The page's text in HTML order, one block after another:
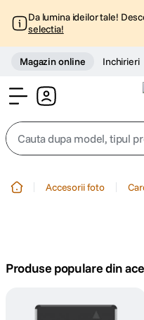
Da lumina ideilor tale!
selectia!
Magazin online Inchirieri
Cauta dupa model, tipul
trepied telefon
peak design
Accesorii foto
Produse populare din